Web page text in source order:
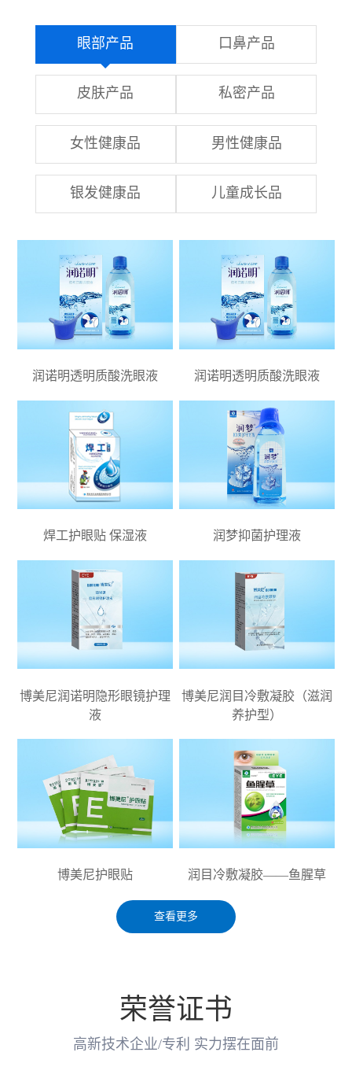
眼部产品 口鼻产品
皮肤产品 私密产品
女性健康品 男性健康品
银发健康品 儿童成长品
润诺明透明质酸洗眼液 润诺明透明质酸洗眼液
焊工护眼贴 保湿液 润梦抑菌护理液
博美尼润诺明隐形眼镜护理
液
博美尼润目冷敷凝胶（滋润
养护型）
博美尼护眼贴 润目冷敷凝胶——鱼腥草
查看更多
荣誉证书
高新技术企业/专利 实力摆在面前